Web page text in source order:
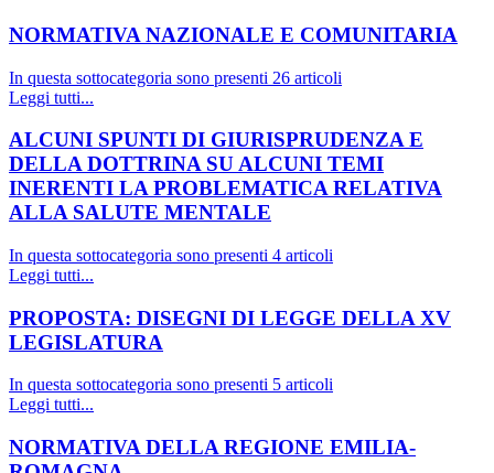
NORMATIVA NAZIONALE E COMUNITARIA
In questa sottocategoria sono presenti 26 articoli
Leggi tutti...
ALCUNI SPUNTI DI GIURISPRUDENZA E
DELLA DOTTRINA SU ALCUNI TEMI
INERENTI LA PROBLEMATICA RELATIVA
ALLA SALUTE MENTALE
In questa sottocategoria sono presenti 4 articoli
Leggi tutti...
PROPOSTA: DISEGNI DI LEGGE DELLA XV
LEGISLATURA
In questa sottocategoria sono presenti 5 articoli
Leggi tutti...
NORMATIVA DELLA REGIONE EMILIA-